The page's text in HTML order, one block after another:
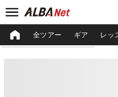
全ツアー ギア レッ